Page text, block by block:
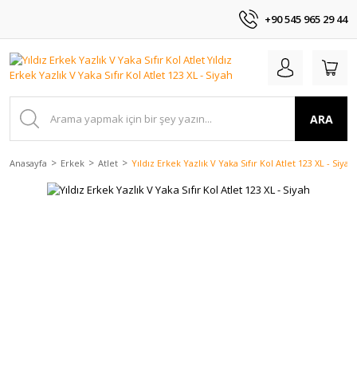
+90 545 965 29 44
ARA
Anasayfa Erkek Atlet Yıldız Erkek Yazlık V Yaka Sıfır Kol Atlet 123 XL - Siyah